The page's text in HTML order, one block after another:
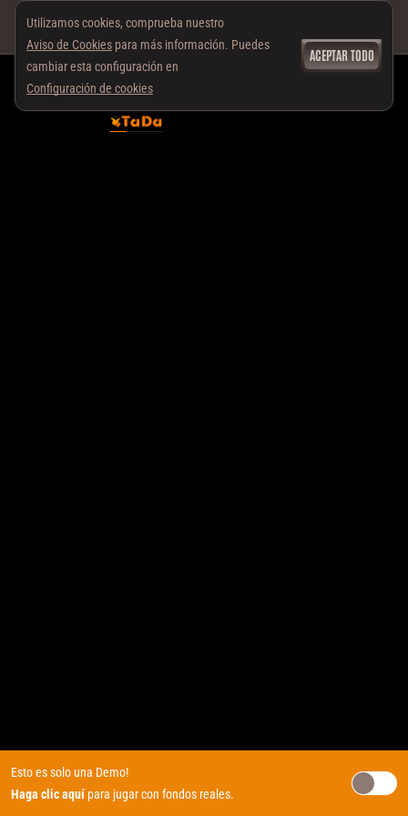
Esto es solo una Demo!
Haga clic aquí para jugar con fondos reales.
Utilizamos cookies, comprueba nuestro
Aviso de Cookies para más información. Puedes
cambiar esta configuración en
Configuración de cookies
ACEPTAR TODO